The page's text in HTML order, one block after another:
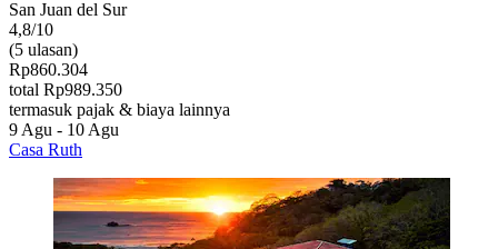
San Juan del Sur
4,8/10
(5 ulasan)
Rp860.304
total Rp989.350
termasuk pajak & biaya lainnya
9 Agu - 10 Agu
Casa Ruth